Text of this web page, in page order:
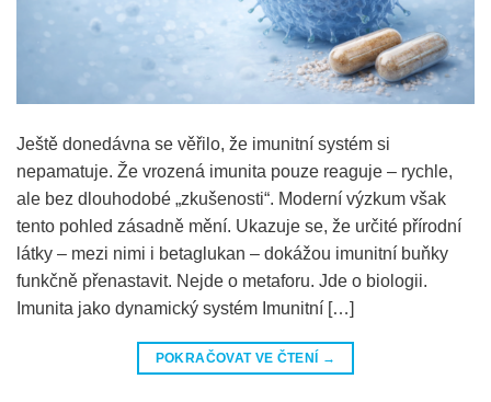
Ještě donedávna se věřilo, že imunitní systém si
nepamatuje. Že vrozená imunita pouze reaguje – rychle,
ale bez dlouhodobé „zkušenosti“. Moderní výzkum však
tento pohled zásadně mění. Ukazuje se, že určité přírodní
látky – mezi nimi i betaglukan – dokážou imunitní buňky
funkčně přenastavit. Nejde o metaforu. Jde o biologii.
Imunita jako dynamický systém Imunitní […]
POKRAČOVAT VE ČTENÍ →